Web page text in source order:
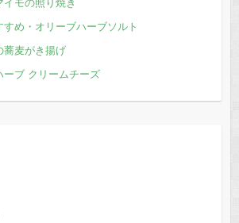
イモの照り焼き
すめ・オリーブハーブソルト
蕎麦がき揚げ
ーブ クリームチーズ